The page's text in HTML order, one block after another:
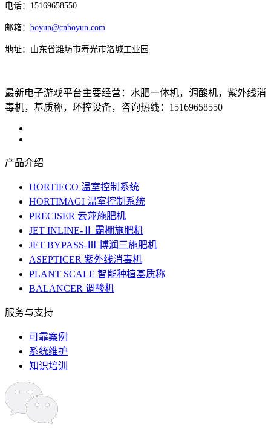
电话：15169658550
邮箱： boyun@cnboyun.com
地址：山东省潍坊市寿光市洛城工业园
最新电子游戏平台主要经营：水肥一体机，调酸机，紫外线消
毒机，基质称，环控设备，咨询热线：15169658550
产品介绍
HORTIECO 温室控制系统
HORTIMAGI 温室控制系统
PRECISER 云萍施肥机
JET INLINE-Ⅱ 霸棚施肥机
JET BYPASS-Ⅲ 博润三施肥机
ASEPTICER 紫外线消毒机
PLANT SCALE 智能种植基质称
BALANCER 调酸机
服务与支持
可靠案例
系统维护
知识培训